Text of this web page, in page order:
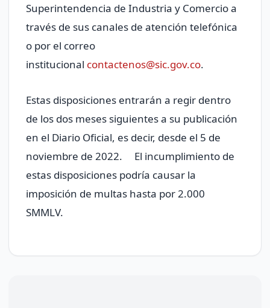
Superintendencia de Industria y Comercio a
través de sus canales de atención telefónica
o por el correo
institucional contactenos@sic.gov.co.
Estas disposiciones entrarán a regir dentro
de los dos meses siguientes a su publicación
en el Diario Oficial, es decir, desde el 5 de
noviembre de 2022. El incumplimiento de
estas disposiciones podría causar la
imposición de multas hasta por 2.000
SMMLV.